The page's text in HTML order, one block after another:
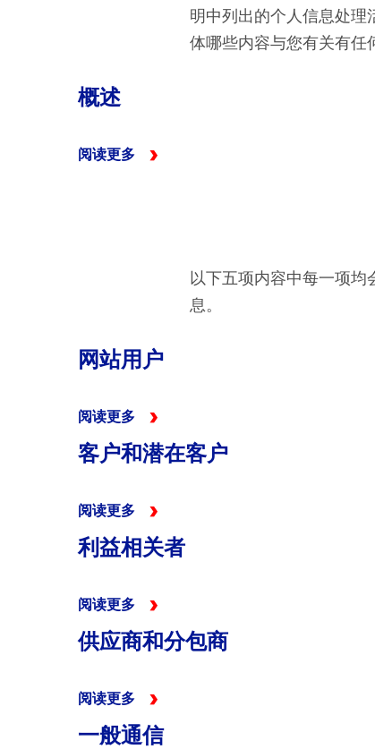
明中列出的个人信息处理
体哪些内容与您有关有任
概述
阅读更多
以下五项内容中每一项
息。
网站用户
阅读更多
客户和潜在客户
阅读更多
利益相关者
阅读更多
供应商和分包商
阅读更多
一般通信